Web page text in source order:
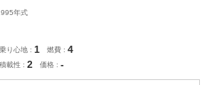
年式
乗り心地 1 燃費 4
積載性 2 価格 -